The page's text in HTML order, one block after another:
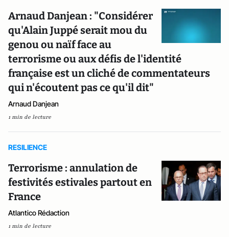
Arnaud Danjean : "Considérer
qu'Alain Juppé serait mou du
genou ou naïf face au
terrorisme ou aux défis de l'identité
française est un cliché de commentateurs
qui n'écoutent pas ce qu'il dit"
Arnaud Danjean
1 min de lecture
RESILIENCE
Terrorisme : annulation de
festivités estivales partout en
France
Atlantico Rédaction
1 min de lecture